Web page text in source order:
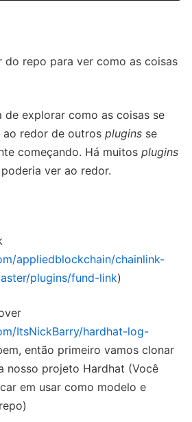
do repo para ver como as coisas
de explorar como as coisas se
ao redor de outros plugins se
começando. Há muitos plugins
ver ao redor.
appliedblockchain/chainlink-
plugins/fund-link)
ItsNickBarry/hardhat-log-
então primeiro vamos clonar
nosso projeto Hardhat (Você
em usar como modelo e